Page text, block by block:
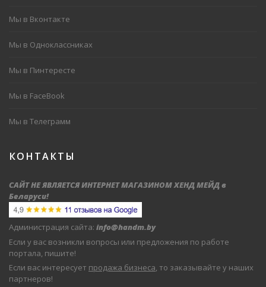
Мы в Вконтакте
Мы в Одноклассниках
Мы в Пинтересте
Мы в FaceBook
Мы в Телеграмм
КОНТАКТЫ
САЙТ НЕ ЯВЛЯЕТСЯ ИНТЕРНЕТ МАГАЗИНОМ ХЕНД МЕЙД в
Беларуси!
Администрация сайта: info@handm.by
Если у вас возникли вопросы или предложения по работе
портала, пишите!
Если вас интересует продажа бизнеса, то заказывайте у наших
партнеров!